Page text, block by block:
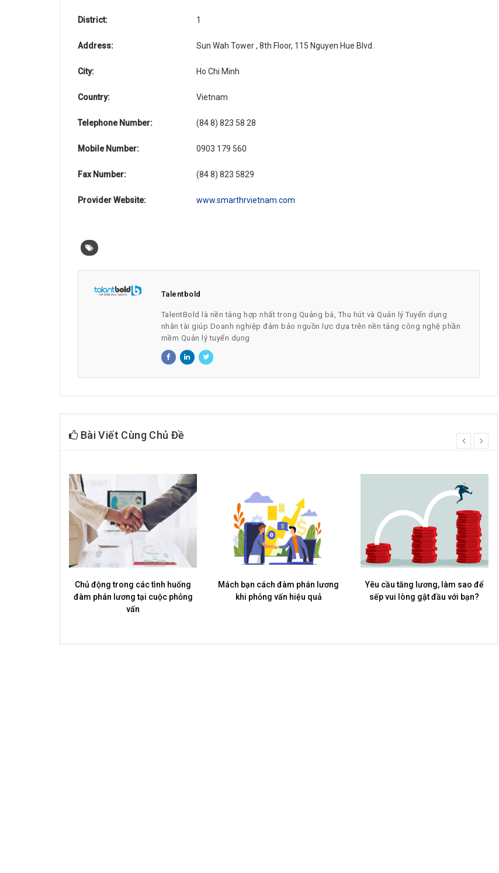
District: 1
Address: Sun Wah Tower , 8th Floor, 115 Nguyen Hue Blvd.
City: Ho Chi Minh
Country: Vietnam
Telephone Number: (84 8) 823 58 28
Mobile Number: 0903 179 560
Fax Number: (84 8) 823 5829
Provider Website: www.smarthrvietnam.com
Talentbold
TalentBold là nền tảng hợp nhất trong Quảng bá, Thu hút và Quản lý Tuyển dụng
nhân tài giúp Doanh nghiệp đảm bảo nguồn lực dựa trên nền tảng công nghệ phần
mềm Quản lý tuyển dụng
Bài Viết Cùng Chủ Đề
Chủ động trong các tình huống
đàm phán lương tại cuộc phỏng
vấn
Mách bạn cách đàm phán lương
khi phỏng vấn hiệu quả
Yêu cầu tăng lương, làm sao để
sếp vui lòng gật đầu với bạn?
prev
HRchannels Group - Headhunter Vietnam
Merchandise Manager